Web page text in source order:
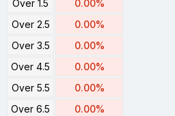
Over 1.5
0.00%
Over 2.5
0.00%
Over 3.5
0.00%
Over 4.5
0.00%
Over 5.5
0.00%
Over 6.5
0.00%